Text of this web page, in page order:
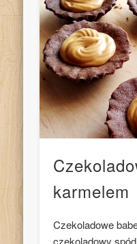
karmelem
Czekoladowe
czekoladowy